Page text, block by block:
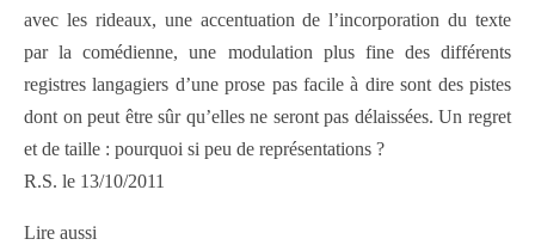
avec les rideaux, une accentuation de l’incorporation du texte
par la comédienne, une modulation plus fine des différents
registres langagiers d’une prose pas facile à dire sont des pistes
dont on peut être sûr qu’elles ne seront pas délaissées. Un regret
et de taille : pourquoi si peu de représentations ?
R.S. le 13/10/2011
Lire aussi